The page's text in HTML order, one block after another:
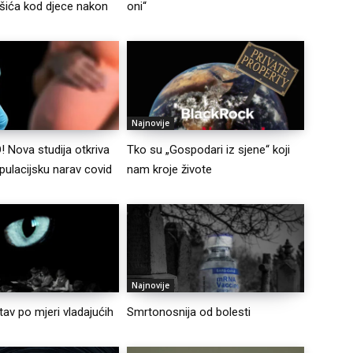
kod djece nakon oni“
Nova studija otkriva
narav covid
Najnovije
Tko su „Gospodari iz sjene“ koji
nam kroje živote
po mjeri vladajućih
Najnovije
Smrtonosnija od bolesti